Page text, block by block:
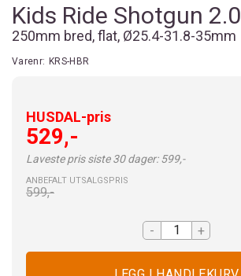
Kids Ride Shotgun
250mm bred, flat, Ø25.4-31.8-35mm
Varenr: KRS-HBR
HUSDAL-pris
529,-
Laveste pris siste 30 dager: 599,-
ANBEFALT UTSALGSPRIS
599,-
- +